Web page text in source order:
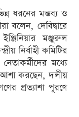
ধরনের মন্তব্য ও
বলেন, দেবিদ্বারে
মঞ্জুরুল
নির্বাহী কমিটির
মধ্যে
আশা করছেন, দলীয়
প্রত্যাশা পূরণে